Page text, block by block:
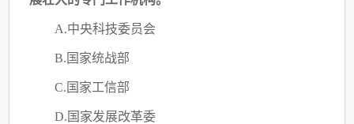
A.中央科技委员会
B.国家统战部
C.国家工信部
D.国家发展改革委